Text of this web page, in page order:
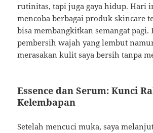
rutinitas, tapi juga gaya hidup. Hari
mencoba berbagai produk skincare
bisa membangkitkan semangat
pembersih wajah yang lembut
merasakan kulit saya bersih tanpa
Essence dan Serum: Kunci
Kelembapan
Setelah mencuci muka, saya